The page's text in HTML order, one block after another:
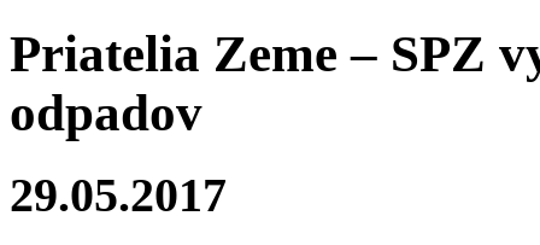
Priatelia Zeme – SPZ
odpadov
29.05.2017